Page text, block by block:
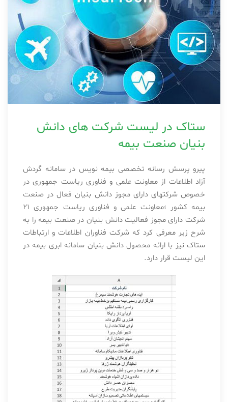
ستاک در لیست شرکت های دانش
بنیان صنعت بیمه
پیرو پرسش رسانه تخصصی بیمه نویس در سامانه گردش
آزاد اطلاعات از معاونت علمی و فناوری ریاست جمهوری در
خصوص شرکتهای دارای مجوز دانش بنیان فعال در صنعت
بیمه کشور ؛معاونت علمی و فناوری ریاست جمهوری ۲۱
شرکت دارای مجوز فعالیت دانش بنیان در صنعت بیمه را به
شرح زیر معرفی کرد که شرکت فناوران اطلاعات و ارتباطات
ستاک نیز با ارائه محصول دانش بنیان سامانه ابری بیمه در
این لیست قرار دارد.